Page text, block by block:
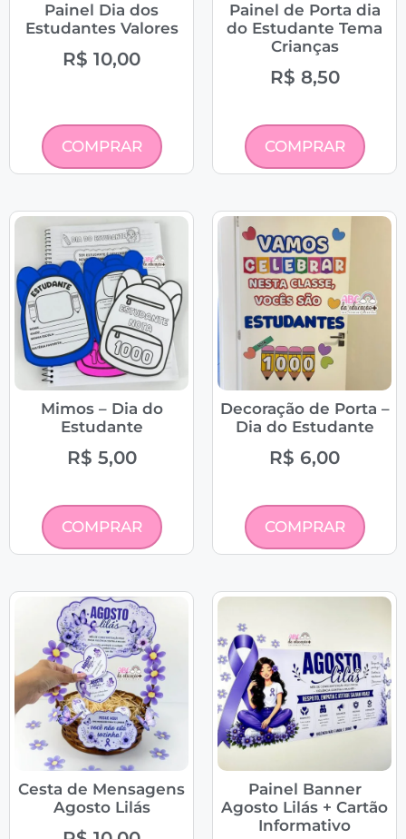
Painel Dia dos
Estudantes Valores
R$ 10,00
COMPRAR
Painel de Porta dia
do Estudante Tema
Crianças
R$ 8,50
COMPRAR
Mimos – Dia do
Estudante
R$ 5,00
COMPRAR
Decoração de Porta –
Dia do Estudante
R$ 6,00
COMPRAR
Cesta de Mensagens
Agosto Lilás
Painel Banner
Agosto Lilás + Cartão
Informativo